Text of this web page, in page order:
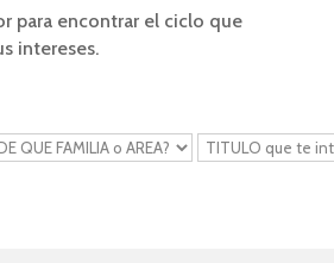
para encontrar el ciclo que
intereses.